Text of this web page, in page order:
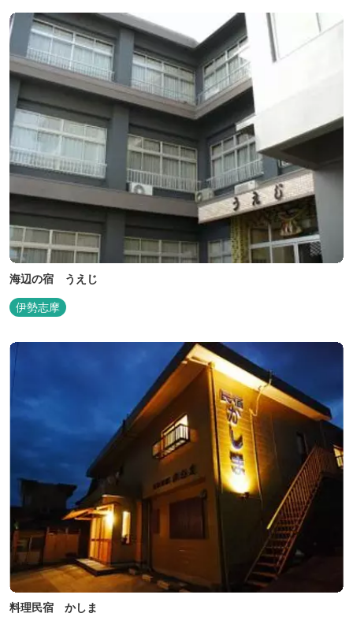
海辺の宿 うえじ
伊勢志摩
料理民宿 かしま